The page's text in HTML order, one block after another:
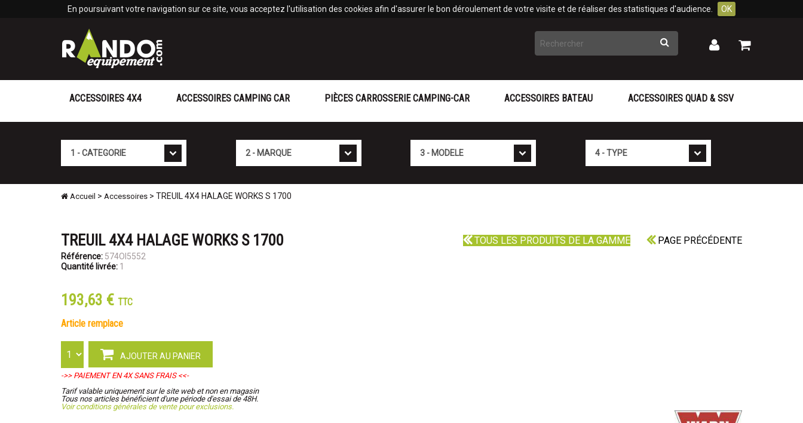
En poursuivant votre navigation sur ce site, vous acceptez l'utilisation des cookies afin d'assurer le bon déroulement de votre visite et de réaliser des statistiques d'audience. OK
Rechercher Mon
Mon
ACCESSOIRES 4X4 ACCESSOIRES CAMPING CAR PIÈCES CARROSSERIE CAMPING-CAR ACCESSOIRES BATEAU ACCESSOIRES QUAD & SSV
Accueil > Accessoires > TREUIL 4X4 HALAGE WORKS S 1700
TOUS LES PRODUITS DE LA GAMME PAGE PRÉCÉDENTE
TREUIL 4X4 HALAGE WORKS S 1700
Référence: 574OI5552
Quantité livrée: 1
193,63 € TTC
article remplace
AJOUTER AU PANIER
->> PAIEMENT EN 4X SANS FRAIS <<-
Tarif valable uniquement sur le site web et non en magasin
Tous nos articles bénéficient d'une période d'essai de 48H.
Voir conditions générales de vente pour exclusions.
Panneau de gestion des cookies